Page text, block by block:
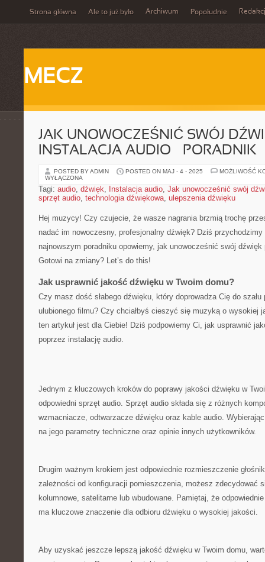
Strona główna Ale to już było Archiwum Popołudnie
MECZ
JAK UNOWOCZEŚNIĆ SWÓJ
INSTALACJA AUDIO – PORADNIK
POSTED BY ADMIN POSTED ON MAJ - 4 - 2025
MOŻLIWOŚĆ
WYŁĄCZONA
Tagi: audio, dźwięk, Instalacja audio, Jak unowocześnić swój
sprzęt audio, technologia dźwiękowa, ulepszenia dźwięku
Hej muzycy! Czy czujecie, że wasze nagrania brzmią trochę
‍nadać‌ im nowoczesny,‍ profesjonalny dźwięk? Dziś
najnowszym poradniku‌ opowiemy,⁣ jak ⁤unowocześnić ‌swój
Gotowi na zmiany? Let’s do this!
Jak usprawnić‌ jakość⁣ dźwięku w Twoim domu?
Czy masz ⁢dość ⁣słabego dźwięku, który doprowadza Cię do‌ szału
ulubionego‍ filmu? Czy ⁢chciałbyś cieszyć się⁢ muzyką o wysokiej
ten‌ artykuł jest dla Ciebie! Dziś podpowiemy Ci, jak usprawnić
poprzez instalację audio.
Jednym z kluczowych ‌kroków do poprawy jakości dźwięku ​w
odpowiedni sprzęt audio. Sprzęt ‍audio składa ⁢się z różnych
wzmacniacze, ⁣odtwarzacze dźwięku oraz ⁢kable audio.​
na⁢ jego parametry techniczne oraz opinie innych użytkowników.
Drugim ważnym krokiem jest‍ odpowiednie rozmieszczenie
‌zależności ​od konfiguracji⁣ pomieszczenia,⁤ możesz zdecydować
kolumnowe, ⁤satelitarne ‍lub wbudowane. Pamiętaj, że
⁢ma ‌kluczowe ‍znaczenie ‍dla odbioru dźwięku​ o wysokiej jakości.
Aby uzyskać jeszcze lepszą jakość dźwięku w ‌Twoim domu,